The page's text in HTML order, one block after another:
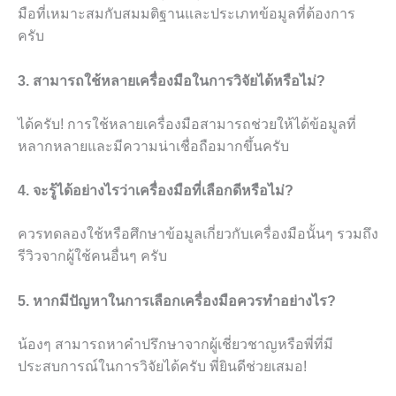
มือที่เหมาะสมกับสมมติฐานและประเภทข้อมูลที่ต้องการ
ครับ
3. สามารถใช้หลายเครื่องมือในการวิจัยได้หรือไม่?
ได้ครับ! การใช้หลายเครื่องมือสามารถช่วยให้ได้ข้อมูลที่
หลากหลายและมีความน่าเชื่อถือมากขึ้นครับ
4. จะรู้ได้อย่างไรว่าเครื่องมือที่เลือกดีหรือไม่?
ควรทดลองใช้หรือศึกษาข้อมูลเกี่ยวกับเครื่องมือนั้นๆ รวมถึง
รีวิวจากผู้ใช้คนอื่นๆ ครับ
5. หากมีปัญหาในการเลือกเครื่องมือควรทำอย่างไร?
น้องๆ สามารถหาคำปรึกษาจากผู้เชี่ยวชาญหรือพี่ที่มี
ประสบการณ์ในการวิจัยได้ครับ พี่ยินดีช่วยเสมอ!